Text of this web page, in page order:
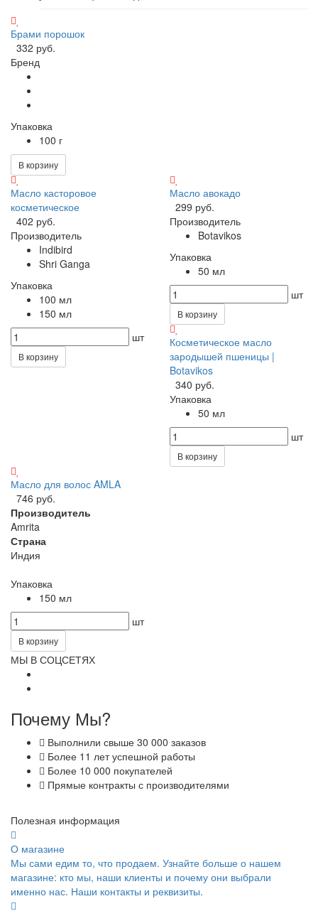
Брами порошок
332 руб.
Бренд
Упаковка
100 г
В корзину
Масло касторовое
косметическое
402 руб.
Производитель
Indibird
Shri Ganga
Упаковка
100 мл
150 мл
шт
В корзину
Масло авокадо
299 руб.
Производитель
Botavikos
Упаковка
50 мл
шт
В корзину
Косметическое масло
зародышей пшеницы |
Botavikos
340 руб.
Упаковка
50 мл
шт
В корзину
Масло для волос AMLA
746 руб.
Производитель
Amrita
Страна
Индия
Упаковка
150 мл
шт
В корзину
МЫ В СОЦСЕТЯХ
Почему Мы?
Выполнили свыше 30 000 заказов
Более 11 лет успешной работы
Более 10 000 покупателей
Прямые контракты с производителями
Полезная информация
О магазине
Мы сами едим то, что продаем. Узнайте больше о нашем
магазине: кто мы, наши клиенты и почему они выбрали
именно нас. Наши контакты и реквизиты.